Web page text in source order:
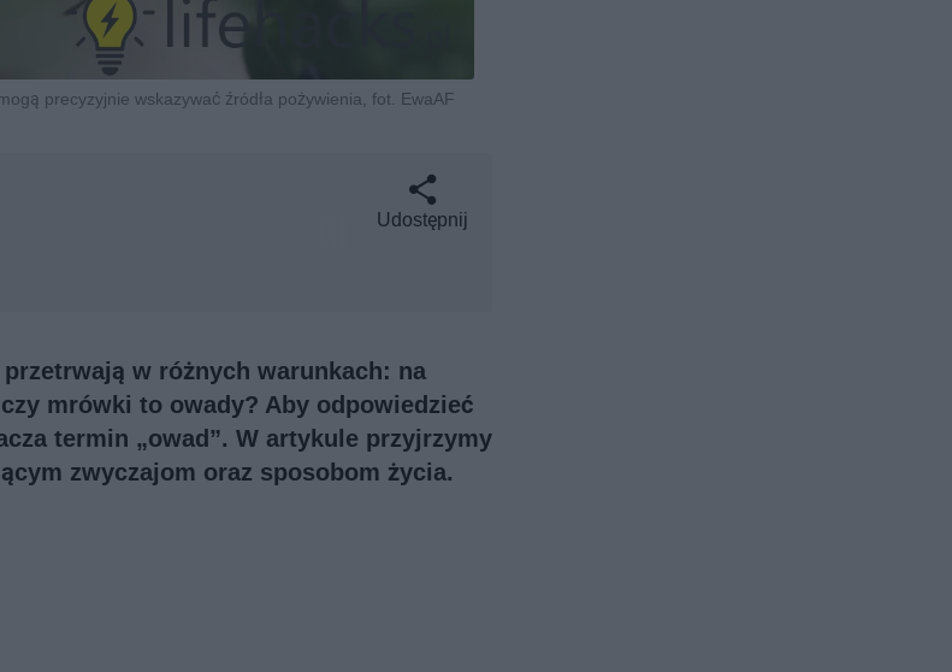
precyzyjnie wskazywać źródła pożywienia, fot. EwaAF
Udostępnij
w różnych warunkach: na
mrówki to owady? Aby odpowiedzieć
termin „owad”. W artykule przyjrzymy
zwyczajom oraz sposobom życia.